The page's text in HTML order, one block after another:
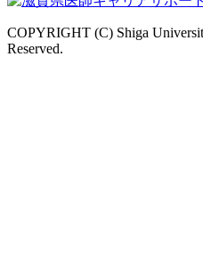
COPYRIGHT (C) Shiga
Reserved.